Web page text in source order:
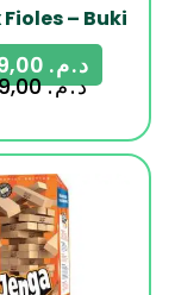
– Buki
د.م.149,00
د.م.